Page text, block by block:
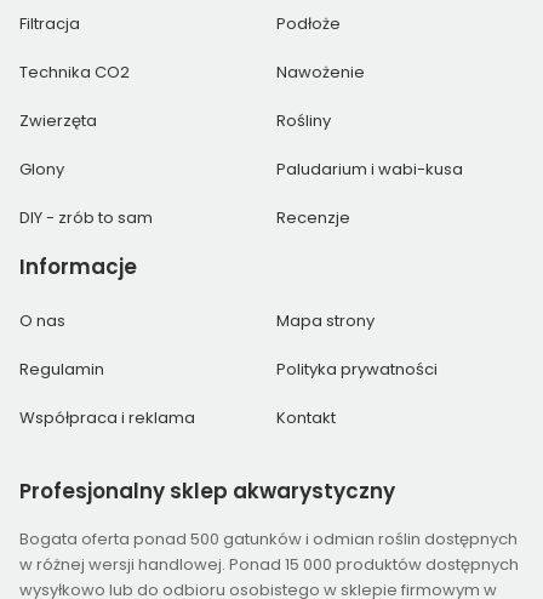
Filtracja Podłoże
Technika CO2 Nawożenie
Zwierzęta Rośliny
Glony Paludarium i wabi-kusa
DIY - zrób to sam Recenzje
Informacje
O nas Mapa strony
Regulamin Polityka prywatności
Współpraca i reklama Kontakt
Profesjonalny sklep akwarystyczny
Bogata oferta ponad 500 gatunków i odmian roślin dostępnych
w różnej wersji handlowej. Ponad 15 000 produktów dostępnych
wysyłkowo lub do odbioru osobistego w sklepie firmowym w